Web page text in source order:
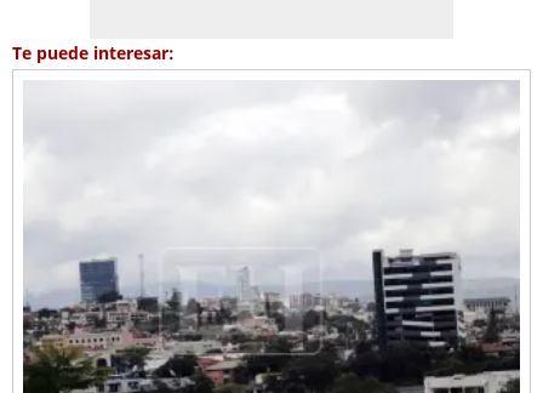
Te puede interesar: